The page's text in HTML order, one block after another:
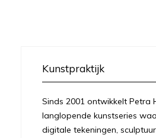
Kunstpraktijk
Sinds 2001 ontwikkelt Petra
langlopende kunstseries
digitale tekeningen,